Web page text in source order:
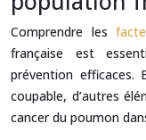
Comprendre les
française est
prévention efficaces.
coupable, d’autres
cancer du poumon